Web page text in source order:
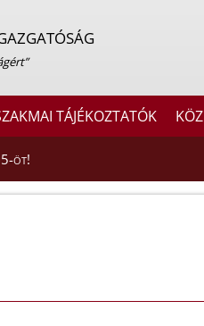
TÁJÉKOZTATÓK
öt!